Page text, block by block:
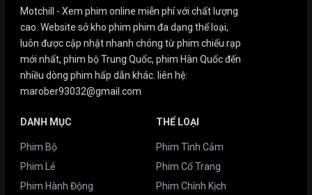
Motchill - Xem phim online miễn phí với chất lượng
cao. Website sở kho phim phim đa dạng thể loại,
luôn được cập nhật nhanh chóng từ phim chiếu rạp
mới nhất, phim bộ Trung Quốc, phim Hàn Quốc đến
nhiều dòng phim hấp dẫn khác. liên hệ:
marober93032@gmail.com
DANH MỤC
Phim Bộ
Phim Lẻ
Phim Hành Động
THỂ LOẠI
Phim Tình Cảm
Phim Cổ Trang
Phim Chính Kịch